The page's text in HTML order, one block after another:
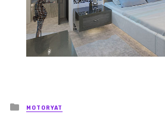
Posted
in
MOTORYAT